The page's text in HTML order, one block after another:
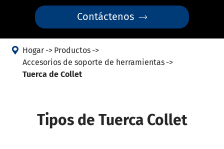
Contáctenos 
 Hogar
Productos
Accesorios de soporte de herramientas
Tuerca de Collet
Tipos de Tuerca Collet